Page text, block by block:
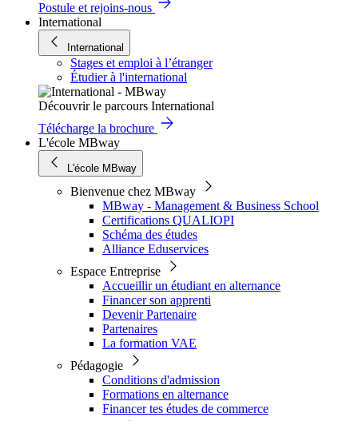
Postule et rejoins-nous
International
International
Stages et emploi à l’étranger
Étudier à l'international
Découvrir le parcours International
Télécharge la brochure
L'école MBway
L'école MBway
Bienvenue chez MBway
MBway - Management & Business School
Certifications QUALIOPI
Schéma des études
Alliance Eduservices
Espace Entreprise
Accueillir un étudiant en alternance
Financer son apprenti
Devenir Partenaire
Partenaires
La formation VAE
Pédagogie
Conditions d'admission
Formations en alternance
Financer tes études de commerce